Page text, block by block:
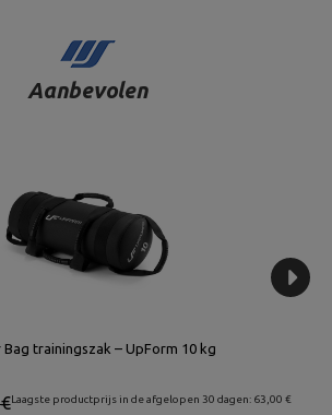
Aanbevolen
Bag trainingszak – UpForm 10 kg
Laagste productprijs in de afgelopen 30 dagen: 63,00 €